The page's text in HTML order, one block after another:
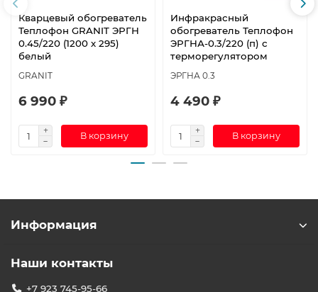
Кварцевый обогреватель
Теплофон GRANIT ЭРГН
0.45/220 (1200 х 295)
белый
GRANIT
6 990 ₽
В корзину
Инфракрасный
обогреватель Теплофон
ЭРГНА-0.3/220 (п) с
терморегулятором
ЭРГНА 0.3
4 490 ₽
В корзину
Информация
Наши контакты
+7 923 745-95-66